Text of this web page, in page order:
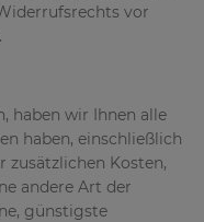
vor
haben wir Ihnen alle
haben, einschließlich
zusätzlichen Kosten,
andere Art der
günstigste